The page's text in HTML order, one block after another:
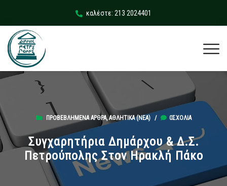
καλέστε: 213 2024401
ΠΡΟΒΕΒΛΗΜΈΝΑ ΆΡΘΡΑ,ΑΘΛΗΤΙΚΆ (ΝΕΑ)/ 0ΣΧΌΛΙΑ
Συγχαρητήρια Δημάρχου & Δ.Σ.
Πετρούπολης Στον Ηρακλή Πάκο